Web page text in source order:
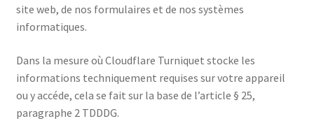
site web, de nos formulaires et de nos systèmes
informatiques.
Dans la mesure où Cloudflare Turniquet stocke les
informations techniquement requises sur votre appareil
ou y accéde, cela se fait sur la base de l’article § 25,
paragraphe 2 TDDDG.